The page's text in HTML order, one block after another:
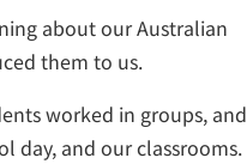
about our Australian
them to us.
worked in groups, and
day, and our classrooms.